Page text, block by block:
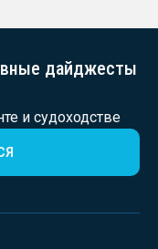
дайджесты
и судоходстве